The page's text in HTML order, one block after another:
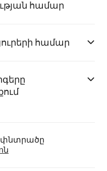
համար
համար
փնտրածը